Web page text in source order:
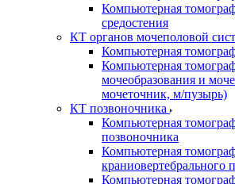
Компьютерная
средостения
КТ органов мочеполовой
Компьютерная
Компьютерная
мочеобразования и
мочеточник, м/пузырь)
КТ позвоночника
Компьютерная
позвоночника
Компьютерная
краниовертебрального
Компьютерная